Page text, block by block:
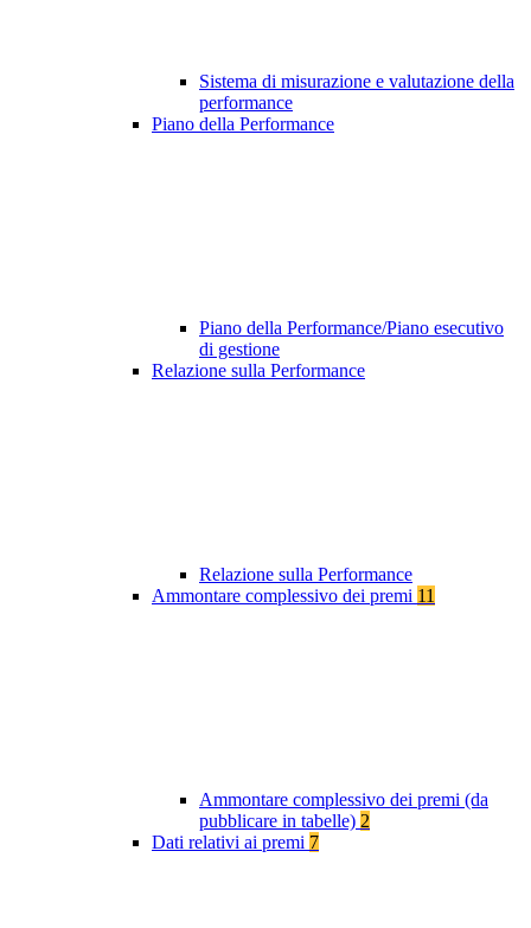
Sistema di misurazione e valutazione della
performance
Piano della Performance
Piano della Performance/Piano esecutivo
di gestione
Relazione sulla Performance
Relazione sulla Performance
Ammontare complessivo dei premi 11
Ammontare complessivo dei premi (da
pubblicare in tabelle) 2
Dati relativi ai premi 7